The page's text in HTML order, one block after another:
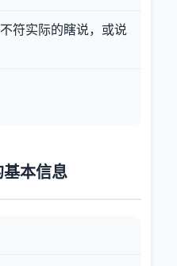
符实际的瞎说，或说
基本信息